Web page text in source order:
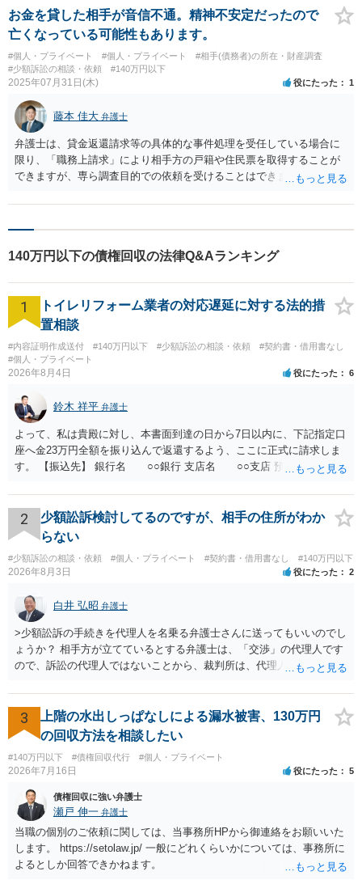
お金を貸した相手が音信不通。精神不安定だったので
亡くなっている可能性もあります。
#個人・プライベート #個人・プライベート
#相手(債務者)の所在・財産調査
#少額訴訟の相談・依頼
#140万円以下
2025年07月31日(木) 役にたった 1
藤本 佳大 弁護士
弁護士は、貸金返還請求等の具体的な事件処理を受任している場合に
限り、「職務上請求」により相手方の戸籍や住民票を取得することが
できますが、専ら調査目的での依頼を受けることはできません。 した
や訴訟手続きを委任することで、相手方の生死あるいは所在の確認が
機関から口座名義人の電話番号や住所などの情報を照会する方法を検
ることが多いと思われるため、まずは弁護士に事情を説明し、回収可
能性や費用対効果を含めて相談することが現実的です。
140万円以下の債権回収の法律Q&Aランキング
1
トイレリフォーム業者の対応遅延に対する法的措
置相談
#内容証明作成送付 #140万円以下 #少額訴訟の相談・依頼
#契約書・借用書なし
#個人・プライベート
2026年8月4日 役にたった 6
鈴木 祥平 弁護士
よって、私は貴殿に対し、本書面到達の日から7日以内に、下記指定口
座へ金23万円全額を振り込んで返還するよう、ここに正式に請求しま
す。 【振込先】 銀行名 ○○銀行 支店名 ○○支店 預金種別 普通
されない場合には、貴殿には任意に返金する意思がないものと判断
し、やむを得ず、返還金23万円及びこれに対する遅延損害金の支払い
を求める民事訴訟、支払督促その他必要な法的手続を直ちに講じま
す。 その際には、訴訟に要する費用その他法令上認められる金員につ
いても併せて請求する予定ですので、あらかじめ申し添えます。 本件
は、貴殿自らが契約を解約したことによって生じた返還義務の履行を
求めるものにすぎません。貴殿の仕入先との取引関係や返金時期など
の内部事情は、私に対する返還義務の発生や履行時期には何ら影響を
及ぼすものではありません。 これ以上、本件の解決を不必要に遅延さ
せることなく、誠意をもって速やかに返金手続を履行されるよう、強
く求めます。 以上
2
少額訟訴検討してるのですが、相手の住所がわか
らない
#少額訴訟の相談・依頼 #個人・プライベート #契約書・借用書なし #140万円以下
2026年8月3日 役にたった 2
白井 弘昭 弁護士
>少額訟訴の手続きを代理人を名乗る弁護士さんに送ってもいいのでし
ょうか？ 相手方が立てているとする弁護士は、「交渉」の代理人です
ので、訴訟の代理人ではないことから、裁判所は、代理人宛ての訴状
ている場合は、相手方（被告）の住所で訴状を作成提出し、裁判所に
代理人が就いていたことを知らせると（訴状の記載内容から明らかな
場合も）、裁判所が当該代理人弁護士に事前連絡し、引き続き訴訟も
受任するかを聞いたうえで、受任の意志が明らかになったところで、
直接被告に送達するのではなく、代理人に訴状の受領を促すこともあ
ります。 ラインのやり取りでしか証拠がないと、実際の本人性が明ら
かではありません。もちろん弁護士（２０万円の請求で代理人弁護士
に委任するかも疑わしいのですが）も住所は明らかにしないでしょ
う。 何か本人を示す事実（振込先などの情報）から、相手の住所等の
情報を割り出していくしかないように思えます。 以上、ご参考まで。
3
上階の水出しっぱなしによる漏水被害、130万円
の回収方法を相談したい
#140万円以下 #債権回収代行 #個人・プライベート
2026年7月16日 役にたった 5
債権回収に強い弁護士
瀬戸 伸一 弁護士
当職の個別のご依頼に関しては、当事務所HPから御連絡をお願いいた
します。 https://setolaw.jp/ 一般にどれくらいかについては、事務所に
よるとしか回答できかねます。